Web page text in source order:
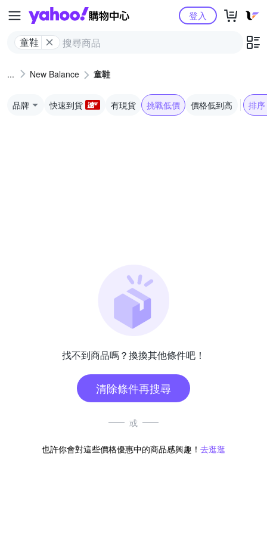
Yahoo購物中心
童鞋
登入
New Balance 童鞋
品牌 快速到貨 有現貨 挑戰低價 價格低到高 排序
找不到商品嗎？換換其他條件吧！
清除條件再搜尋
或
也許你會對這些價格優惠中的商品感興趣！ 去逛逛